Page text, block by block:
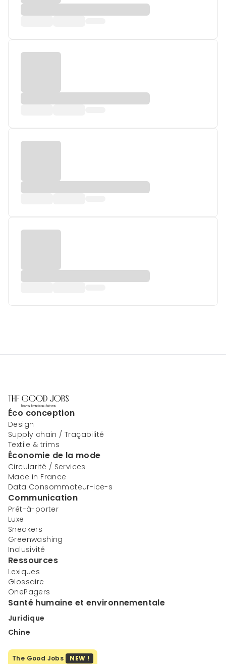
Éco conception
Design
Supply chain / Traçabilité
Textile & trims
Économie de la mode
Circularité / Services
Made in France
Data Consommateur-ice-s
Communication
Prêt-à-porter
Luxe
Sneakers
Greenwashing
Inclusivité
Ressources
Lexiques
Glossaire
OnePagers
Santé humaine et environnementale
Juridique
Chine
The Good Jobs NEW !